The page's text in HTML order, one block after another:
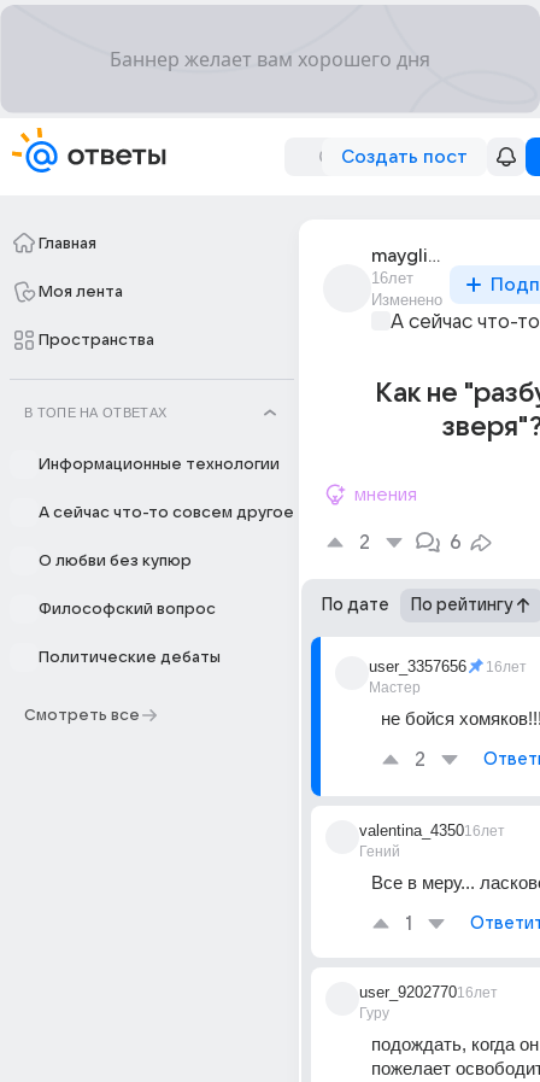
Создать пост
Главная
Моя лента
Пространства
В ТОПЕ НА ОТВЕТАХ
Информационные технологии
А сейчас что-то совсем другое
О любви без купюр
Философский вопрос
Политические дебаты
Смотреть все
maygli_8
16лет
Изменено
А сейчас что-
Как не
мнения
2 6
По дате По рейтингу
user_3357656
Мастер
16лет
не бойся
2
valentina_4350
Гений
16лет
Все в меру...
1
user_9202770
Гуру
16лет
подождать, когда
пожелает